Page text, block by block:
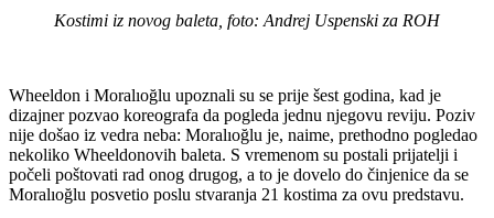
Kostimi iz novog baleta, foto: Andrej Uspenski za ROH
Wheeldon i Moralıoğlu upoznali su se prije šest godina, kad je
dizajner pozvao koreografa da pogleda jednu njegovu reviju. Poziv
nije došao iz vedra neba: Moralıoğlu je, naime, prethodno pogledao
nekoliko Wheeldonovih baleta. S vremenom su postali prijatelji i
počeli poštovati rad onog drugog, a to je dovelo do činjenice da se
Moralıoğlu posvetio poslu stvaranja 21 kostima za ovu predstavu.